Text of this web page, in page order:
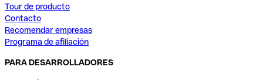
Tour de producto
Contacto
Recomendar empresas
Programa de afiliación
PARA DESARROLLADORES